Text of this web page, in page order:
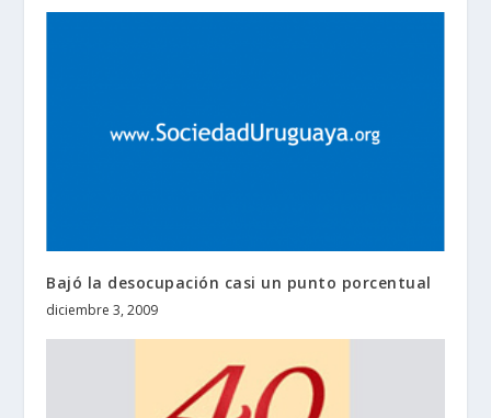
Bajó la desocupación casi un punto porcentual
diciembre 3, 2009